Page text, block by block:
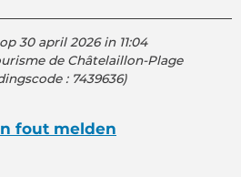
30 april 2026 in 11:04
de Châtelaillon-Plage
: 7439636)
fout melden